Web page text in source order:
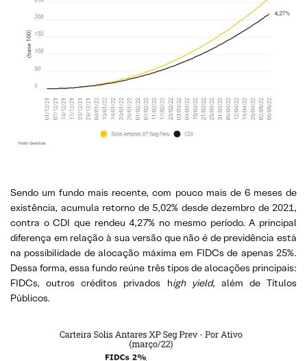
Sendo um fundo mais recente, com pouco mais de 6 meses de
existência, acumula retorno de 5,02% desde dezembro de 2021,
contra o CDI que rendeu 4,27% no mesmo período. A principal
diferença em relação à sua versão que não é de previdência está
na possibilidade de alocação máxima em FIDCs de apenas 25%.
Dessa forma, essa fundo reúne três tipos de alocações principais:
FIDCs, outros créditos privados high yield, além de Títulos
Públicos.